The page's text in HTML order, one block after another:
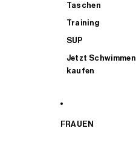
Taschen
Training
SUP
Jetzt Schwimmen
kaufen
FRAUEN